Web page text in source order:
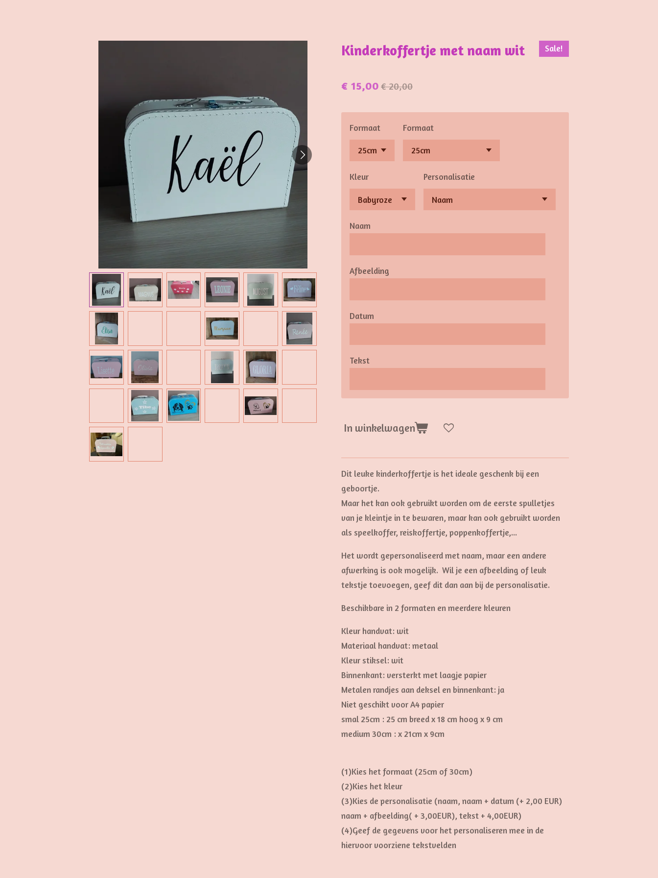
Kinderkoffertje met naam wit Sale!
€ 15,00 € 20,00
Formaat Formaat
Kleur Personalisatie
Naam
Afbeelding
Datum
Tekst
In winkelwagen
Dit leuke kinderkoffertje is het ideale geschenk bij een
geboortje.
Maar het kan ook gebruikt worden om de eerste spulletjes
van je kleintje in te bewaren, maar kan ook gebruikt worden
als speelkoffer, reiskoffertje, poppenkoffertje,...
Het wordt gepersonaliseerd met naam, maar een andere
afwerking is ook mogelijk. Wil je een afbeelding of leuk
tekstje toevoegen, geef dit dan aan bij de personalisatie.
Beschikbare in 2 formaten en meerdere kleuren
Kleur handvat: wit
Materiaal handvat: metaal
Kleur stiksel: wit
Binnenkant: versterkt met laagje papier
Metalen randjes aan deksel en binnenkant: ja
Niet geschikt voor A4 papier
smal 25cm : 25 cm breed x 18 cm hoog x 9 cm
medium 30cm : x 21cm x 9cm
(1)Kies het formaat (25cm of 30cm)
(2)Kies het kleur
(3)Kies de personalisatie (naam, naam + datum (+ 2,00 EUR)
naam + afbeelding( + 3,00EUR), tekst + 4,00EUR)
(4)Geef de gegevens voor het personaliseren mee in de
hiervoor voorziene tekstvelden